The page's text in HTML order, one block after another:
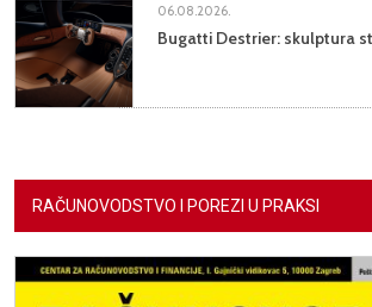
06.08.2026.
Bugatti Destrier: skulptura
RAČUNOVODSTVO I POREZI U PRAKSI